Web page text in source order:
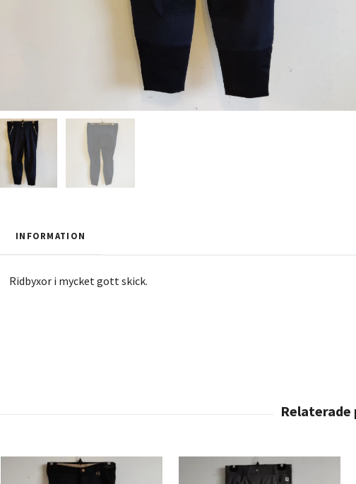
INFORMATION
Ridbyxor i mycket gott skick.